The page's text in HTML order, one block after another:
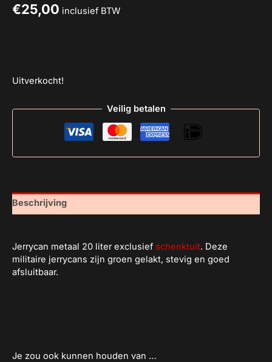
€25,00 inclusief BTW
Uitverkocht!
Veilig betalen
Beschrijving
Jerrycan metaal 20 liter exclusief schenktuit. Deze
militaire jerrycans zijn groen gelakt, stevig en goed
afsluitbaar.
Je zou ook kunnen houden van …